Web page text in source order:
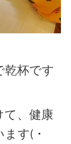
乾杯です
て、健康
す(・